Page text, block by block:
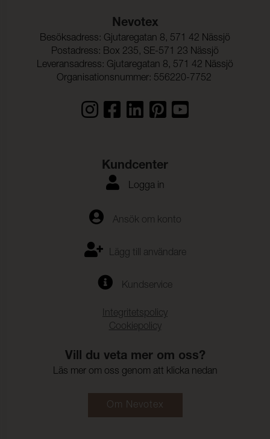
Nevotex
Besöksadress: Gjutaregatan 8, 571 42 Nässjö
Postadress: Box 235, SE-571 23 Nässjö
Leveransadress: Gjutaregatan 8, 571 42 Nässjö
Organisationsnummer: 556220-7752
Kundcenter
Logga in
Ansök om konto
Lägg till användare
Kundservice
Integritetspolicy
Cookiepolicy
Vill du veta mer om oss?
Läs mer om oss genom att klicka nedan
Om Nevotex